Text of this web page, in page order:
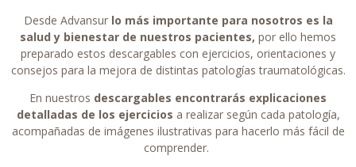
Desde Advansur lo más importante para nosotros es la
salud y bienestar de nuestros pacientes, por ello hemos
preparado estos descargables con ejercicios, orientaciones y
consejos para la mejora de distintas patologías traumatológicas.
En nuestros descargables encontrarás explicaciones
detalladas de los ejercicios a realizar según cada patología,
acompañadas de imágenes ilustrativas para hacerlo más fácil de
comprender.